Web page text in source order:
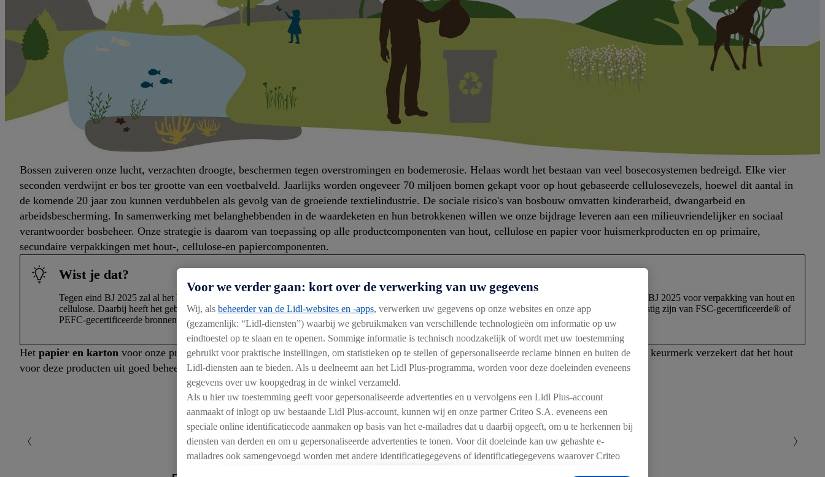
Bossen zuiveren onze lucht, verzachten droogte, beschermen tegen overstromingen en bodemerosie. Helaas wordt het bestaan van veel bosecosystemen bedreigd. Elke vier
seconden verdwijnt er bos ter grootte van een voetbalveld. Jaarlijks worden ongeveer 70 miljoen bomen gekapt voor op hout gebaseerde cellulosevezels, hoewel dit aantal in
de komende 20 jaar zou kunnen verdubbelen als gevolg van de groeiende textielindustrie. De sociale risico's van bosbouw omvatten kinderarbeid, dwangarbeid en
arbeidsbescherming. In samenwerking met belanghebbenden in de waardeketen en hun betrokkenen willen we onze bijdrage leveren aan een milieuvriendelijker en sociaal
verantwoorder bosbeheer. Onze strategie is daarom van toepassing op alle productcomponenten van hout, cellulose en papier voor huismerkproducten en op primaire,
secundaire verpakkingen met hout-, cellulose-en papiercomponenten.
Wist je dat?
Tegen eind BJ 2025 zal al het hout dat door Lidl België voor producten wordt gebruikt, volledig zijn gecertificeerd of gerecycled. Dat geldt ook tot eind BJ 2025 voor verpakking van hout en
cellulose. Daarbij heeft het gebruik van gerecycled materiaal de voorkeur. Nieuwe houtvezels (zogenaamde virginvezels) moeten indien mogelijk afkomstig zijn van FSC-gecertificeerde® of
PEFC-gecertificeerde bronnen.
Het papier en karton voor onze producten komt meestal uit Europa. Alle toilet- en keukenpapier bij Lidl heeft een duurzaam keurmerk. Dit keurmerk verzekert dat het hout
voor deze producten uit goed beheerde bossen komt.
Voor we verder gaan: kort over de verwerking van uw gegevens
Wij, als beheerder van de Lidl-websites en -apps, verwerken uw gegevens op onze websites en onze app
(gezamenlijk: “Lidl-diensten”) waarbij we gebruikmaken van verschillende technologieën om informatie op uw
eindtoestel op te slaan en te openen. Sommige informatie is technisch noodzakelijk of wordt met uw toestemming
gebruikt voor praktische instellingen, om statistieken op te stellen of gepersonaliseerde reclame binnen en buiten de
Lidl-diensten aan te bieden. Als u deelneemt aan het Lidl Plus-programma, worden voor deze doeleinden eveneens
gegevens over uw koopgedrag in de winkel verzameld.
Als u hier uw toestemming geeft voor gepersonaliseerde advertenties en u vervolgens een Lidl Plus-account
aanmaakt of inlogt op uw bestaande Lidl Plus-account, kunnen wij en onze partner Criteo S.A. eveneens een
speciale online identificatiecode aanmaken op basis van het e-mailadres dat u daarbij opgeeft, om u te herkennen bij
diensten van derden en om u gepersonaliseerde advertenties te tonen. Voor dit doeleinde kan uw gehashte e-
mailadres ook samengevoegd worden met andere identificatiegegevens of identificatiegegevens waarover Criteo